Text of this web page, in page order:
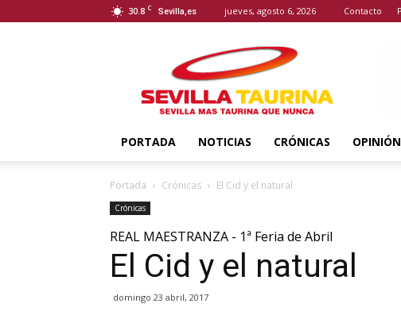
30.8 C Sevilla,es jueves, agosto 6, 2026 Contacto
Taurina
PORTADA NOTICIAS CRÓNICAS OPINIÓN
Portada Crónicas El Cid y el natural
Crónicas
REAL MAESTRANZA - 1ª Feria de Abril
El Cid y el natural
domingo 23 abril, 2017